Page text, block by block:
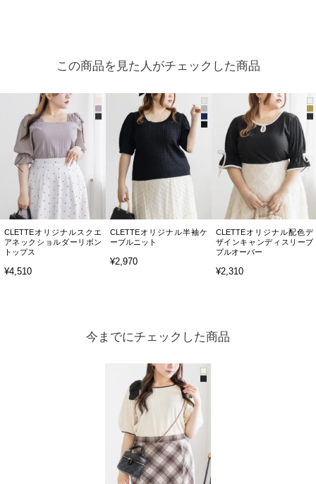
この商品を見た人がチェックした商品
CLETTEオリジナルスクエ
アネックショルダーリボン
トップス
¥4,510
CLETTEオリジナル半袖ケ
ーブルニット
¥2,970
CLETTEオリジナル配色デ
ザインキャンディスリーブ
プルオーバー
¥2,310
今までにチェックした商品